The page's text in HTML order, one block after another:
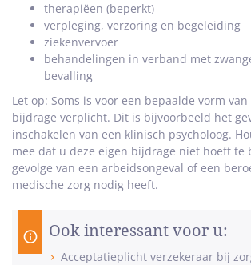
therapiëen (beperkt)
verpleging, verzoring en begeleiding
ziekenvervoer
behandelingen in verband met
bevalling
Let op: Soms is voor een bepaalde vorm
bijdrage verplicht. Dit is bijvoorbeeld het
inschakelen van een klinisch psycholoog.
mee dat u deze eigen bijdrage niet hoeft te
gevolge van een arbeidsongeval of een
medische zorg nodig heeft.
Ook interessant voor u:
Acceptatieplicht verzekeraar bij